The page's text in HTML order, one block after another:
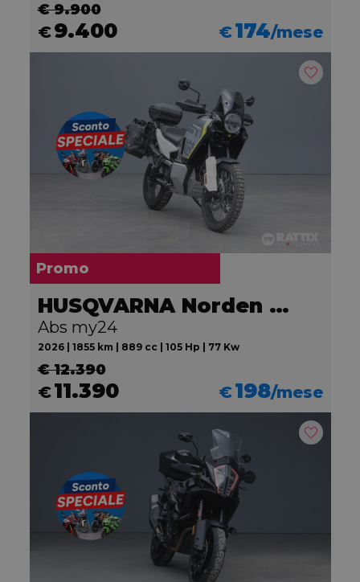
€ 9.900
€9.400 €174/mese
Promo
HUSQVARNA Norden 901
Abs my24
2026 | 1855 km | 889 cc | 105 Hp | 77 Kw
€ 12.390
€11.390 €198/mese